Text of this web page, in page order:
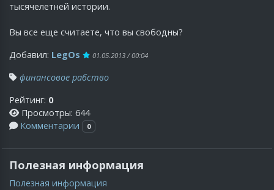
тысячелетней истории.
Вы все еще считаете, что вы свободны?
Добавил: LegOs 01.05.2013 / 00:04
финансовое рабство
Рейтинг: 0
Просмотры: 644
Комментарии
0
Полезная информация
Полезная информация